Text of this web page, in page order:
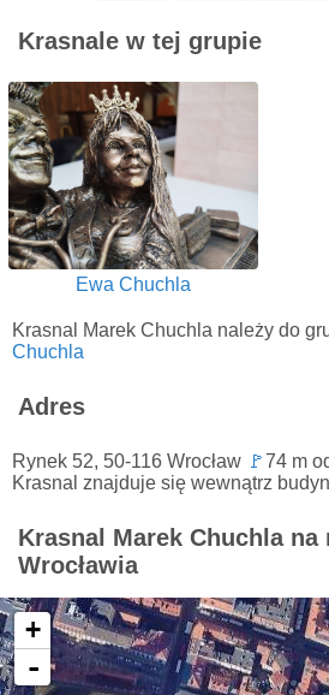
Krasnale w tej grupie
Ewa Chuchla
Krasnal Marek Chuchla należy do
Chuchla
Adres
Rynek 52, 50-116 Wrocław 🚩74 m
Krasnal znajduje się wewnątrz
Krasnal Marek Chuchla na
Wrocławia
+
-